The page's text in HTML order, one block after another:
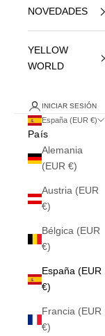
NOVEDADES
YELLOW
WORLD
INICIAR SESIÓN
España (EUR €)
País
Alemania
(EUR €)
Austria (EUR
€)
Bélgica (EUR
€)
España (EUR
€)
Francia (EUR
€)